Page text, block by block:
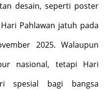
desain, seperti poster
Pahlawan jatuh pada
2025. Walaupun
nasional, tetapi Hari
spesial bagi bangsa